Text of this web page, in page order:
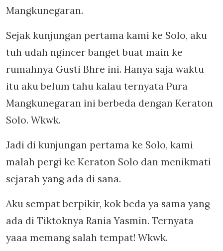
Mangkunegaran.
Sejak kunjungan pertama kami ke Solo, aku
tuh udah ngincer banget buat main ke
rumahnya Gusti Bhre ini. Hanya saja waktu
itu aku belum tahu kalau ternyata Pura
Mangkunegaran ini berbeda dengan Keraton
Solo. Wkwk.
Jadi di kunjungan pertama ke Solo, kami
malah pergi ke Keraton Solo dan menikmati
sejarah yang ada di sana.
Aku sempat berpikir, kok beda ya sama yang
ada di Tiktoknya Rania Yasmin. Ternyata
yaaa memang salah tempat! Wkwk.